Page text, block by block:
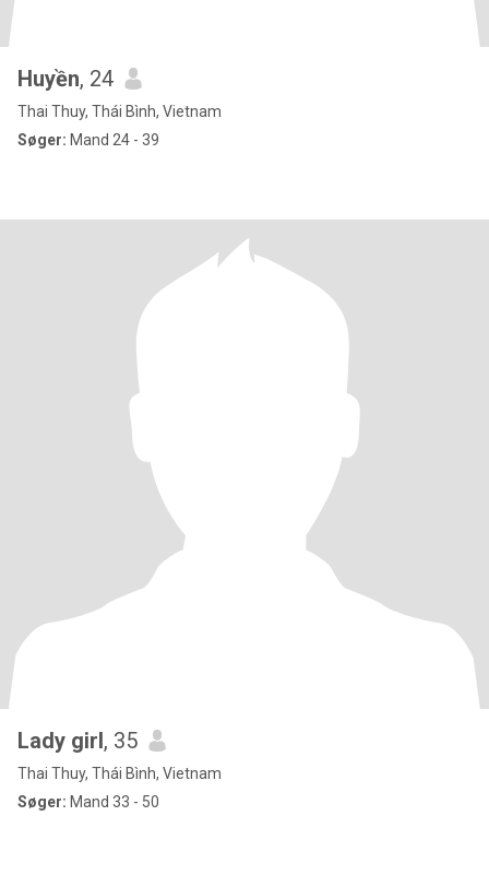
Huyền, 24
Thai Thuy, Thái Bình, Vietnam
Søger: Mand 24 - 39
Lady girl, 35
Thai Thuy, Thái Bình, Vietnam
Søger: Mand 33 - 50